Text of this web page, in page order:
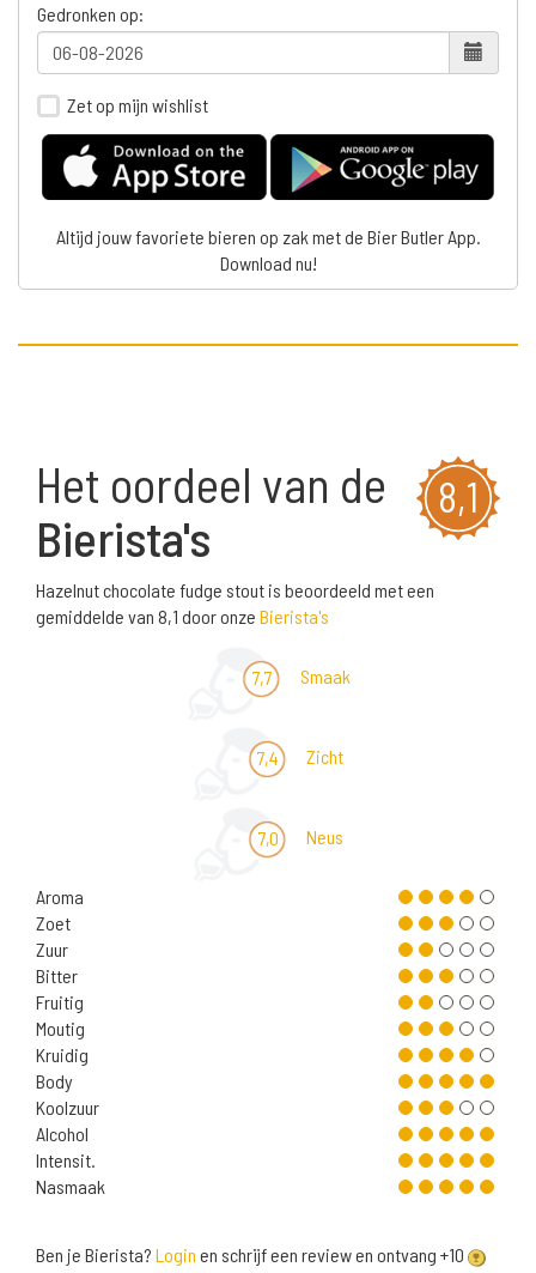
Gedronken op:
Zet op mijn wishlist
Altijd jouw favoriete bieren op zak met de Bier Butler App.
Download nu!
8,1
Het oordeel van de
Bierista's
Hazelnut chocolate fudge stout is beoordeeld met een
gemiddelde van 8,1 door onze Bierista's
7,7 Smaak
7,4 Zicht
7,0 Neus
Aroma
Zoet
Zuur
Bitter
Fruitig
Moutig
Kruidig
Body
Koolzuur
Alcohol
Intensit.
Nasmaak
Ben je Bierista? Login en schrijf een review en ontvang +10